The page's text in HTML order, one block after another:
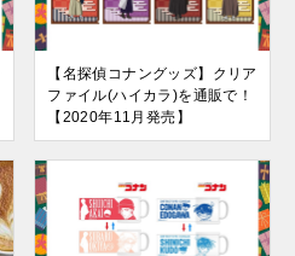
【名探偵コナングッズ】クリア
ファイル(ハイカラ)を通販で！
【2020年11月発売】